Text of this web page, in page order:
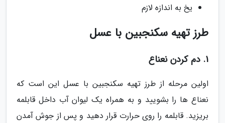
یخ به اندازه لازم
طرز تهیه سکنجبین با عسل
1. دم کردن نعناع
اولین مرحله از طرز تهیه سکنجبین با عسل این است که
نعناع ها را بشویید و به همراه یک لیوان آب داخل قابلمه
بریزید. قابلمه را روی حرارت قرار دهید و پس از جوش آمدن